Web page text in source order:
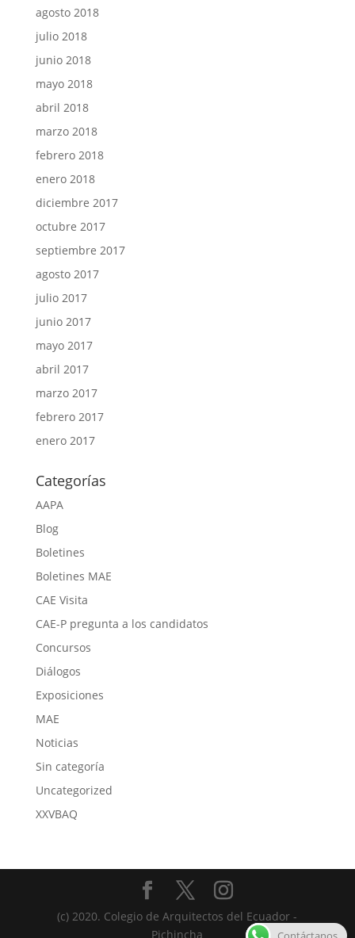
agosto 2018
julio 2018
junio 2018
mayo 2018
abril 2018
marzo 2018
febrero 2018
enero 2018
diciembre 2017
octubre 2017
septiembre 2017
agosto 2017
julio 2017
junio 2017
mayo 2017
abril 2017
marzo 2017
febrero 2017
enero 2017
Categorías
AAPA
Blog
Boletines
Boletines MAE
CAE Visita
CAE-P pregunta a los candidatos
Concursos
Diálogos
Exposiciones
MAE
Noticias
Sin categoría
Uncategorized
XXVBAQ
(c) 2020. Colegio de Arquitectos del Ecuador -
Pichincha